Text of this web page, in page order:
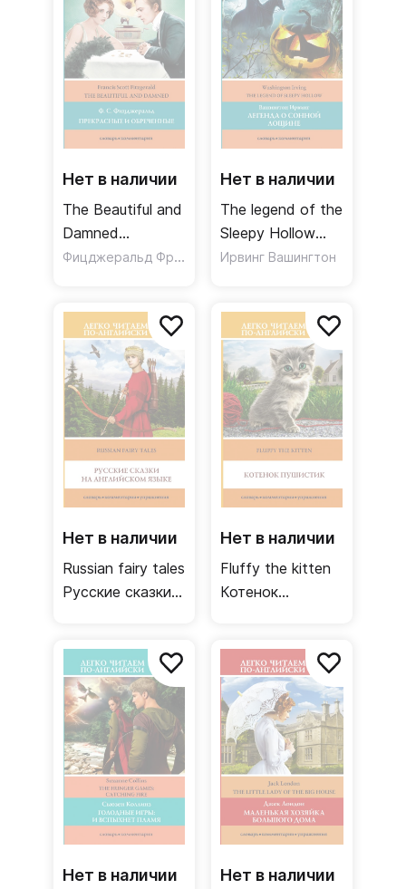
Нет в наличии
The Beautiful and
Damned
Прекрасные и
Фицджеральд Фрэнсис Скотт
Нет в наличии
The legend of the
Sleepy Hollow
Легенда о
Ирвинг Вашингтон
Нет в наличии
Russian fairy tales
Русские сказки
Нет в наличии
Fluffy the kitten
Котенок
Нет в наличии Нет в наличии